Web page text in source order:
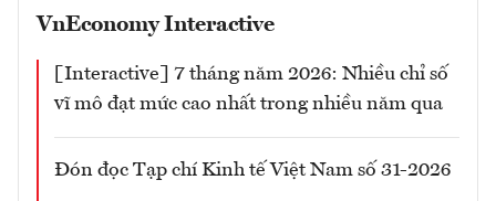
VnEconomy Interactive
[Interactive] 7 tháng năm 2026: Nhiều chỉ số
vĩ mô đạt mức cao nhất trong nhiều năm qua
Đón đọc Tạp chí Kinh tế Việt Nam số 31-2026